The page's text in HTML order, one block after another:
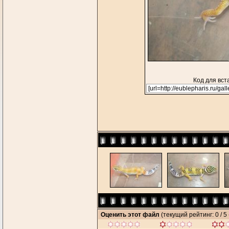
Код для
Оценить этот файл (текущий рейтинг: 0 / 5